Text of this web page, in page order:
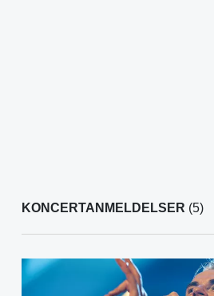
KONCERTANMELDELSER (5)